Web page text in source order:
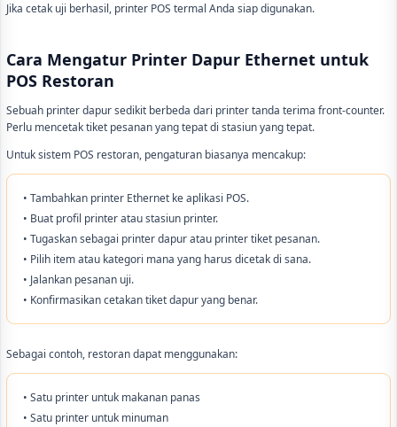
Jika cetak uji berhasil, printer POS termal Anda siap digunakan.
Cara Mengatur Printer Dapur Ethernet untuk
POS Restoran
Sebuah printer dapur sedikit berbeda dari printer tanda terima front-counter.
Perlu mencetak tiket pesanan yang tepat di stasiun yang tepat.
Untuk sistem POS restoran, pengaturan biasanya mencakup:
• Tambahkan printer Ethernet ke aplikasi POS.
• Buat profil printer atau stasiun printer.
• Tugaskan sebagai printer dapur atau printer tiket pesanan.
• Pilih item atau kategori mana yang harus dicetak di sana.
• Jalankan pesanan uji.
• Konfirmasikan cetakan tiket dapur yang benar.
Sebagai contoh, restoran dapat menggunakan:
• Satu printer untuk makanan panas
• Satu printer untuk minuman